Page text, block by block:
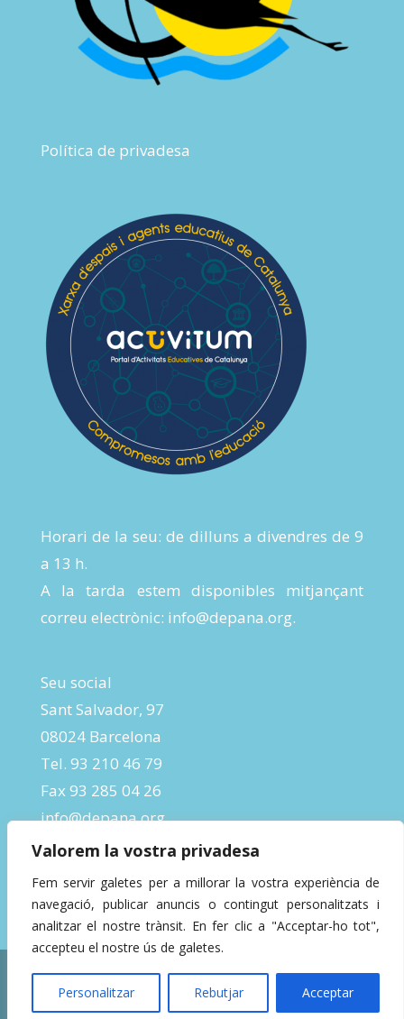
Valorem la vostra privadesa
Fem servir galetes per a millorar la vostra experiència de
navegació, publicar anuncis o contingut personalitzats i
analitzar el nostre trànsit. En fer clic a "Acceptar-ho tot",
accepteu el nostre ús de galetes.
Personalitzar Rebutjar Acceptar
Política de privadesa
Horari de la seu: de dilluns a divendres de 9
a 13 h.
A la tarda estem disponibles mitjançant
correu electrònic: info@depana.org.
Seu social
Sant Salvador, 97
08024 Barcelona
Tel. 93 210 46 79
Fax 93 285 04 26
info@depana.org
Designed byInBeta Crafts| Powered by
WordPress